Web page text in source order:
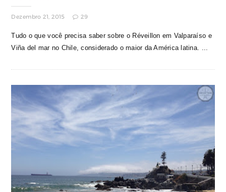
Dezembro 21, 2015 29
Tudo o que você precisa saber sobre o Réveillon em Valparaíso e
Viña del mar no Chile, considerado o maior da América latina. ...